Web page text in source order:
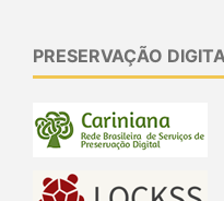
PRESERVAÇÃO